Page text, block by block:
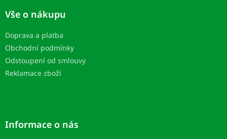
Vše o nákupu
Doprava a platba
Obchodní podmínky
Odstoupení od smlouvy
Reklamace zboží
Informace o nás